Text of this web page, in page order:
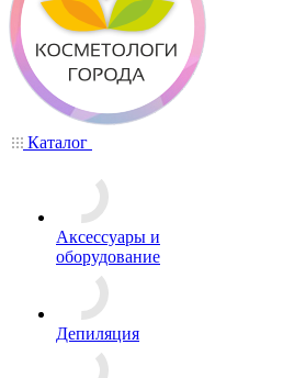
Каталог
Аксессуары и
оборудование
Депиляция